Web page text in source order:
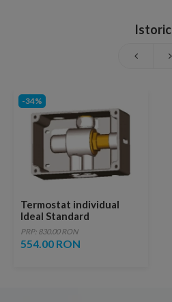
Istoric
-34%
Termostat individual
Ideal Standard
PRP: 830.00 RON
554.00 RON